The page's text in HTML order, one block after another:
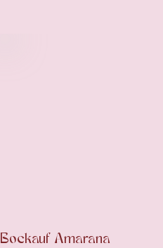
Bockauf Amarana